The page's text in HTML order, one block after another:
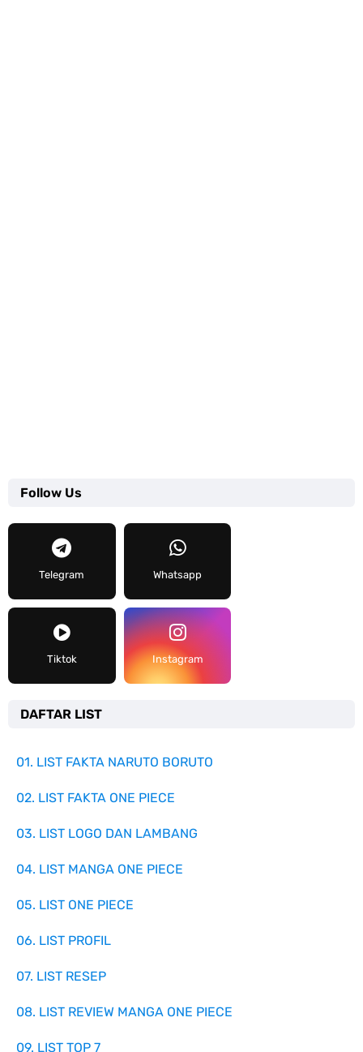
Follow Us
Telegram Whatsapp
Tiktok Instagram
DAFTAR LIST
01. LIST FAKTA NARUTO BORUTO
02. LIST FAKTA ONE PIECE
03. LIST LOGO DAN LAMBANG
04. LIST MANGA ONE PIECE
05. LIST ONE PIECE
06. LIST PROFIL
07. LIST RESEP
08. LIST REVIEW MANGA ONE PIECE
09. LIST TOP 7